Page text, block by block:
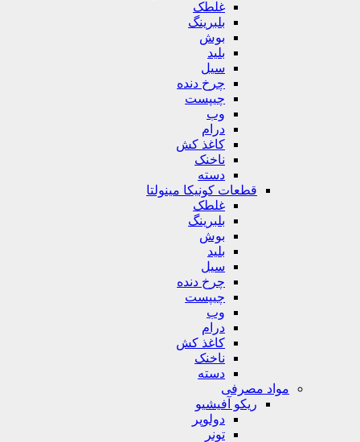
غلطک
بلبرینگ
بوش
بلید
سیل
چرخ دنده
چیپست
وب
درام
کاغذ کش
ناخنک
دسته
قطعات کونیکا مینولتا
غلطک
بلبرینگ
بوش
بلید
سیل
چرخ دنده
چیپست
وب
درام
کاغذ کش
ناخنک
دسته
مواد مصرفی
ریکو آفیشیو
دولوپر
تونر